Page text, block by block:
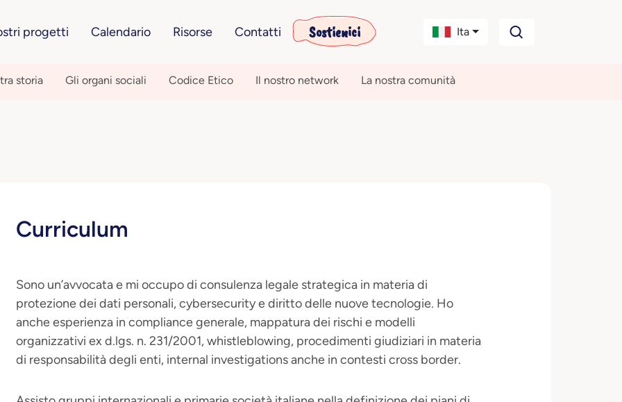
progetti Calendario Risorse Contatti Sostienici Ita
storia Gli organi sociali Codice Etico Il nostro network La nostra comunità
Curriculum
Sono un’avvocata e mi occupo di consulenza legale strategica in materia di
protezione dei dati personali, cybersecurity e diritto delle nuove tecnologie. Ho
anche esperienza in compliance generale, mappatura dei rischi e modelli
organizzativi ex d.lgs. n. 231/2001, whistleblowing, procedimenti giudiziari in materia
di responsabilità degli enti, internal investigations anche in contesti cross border.